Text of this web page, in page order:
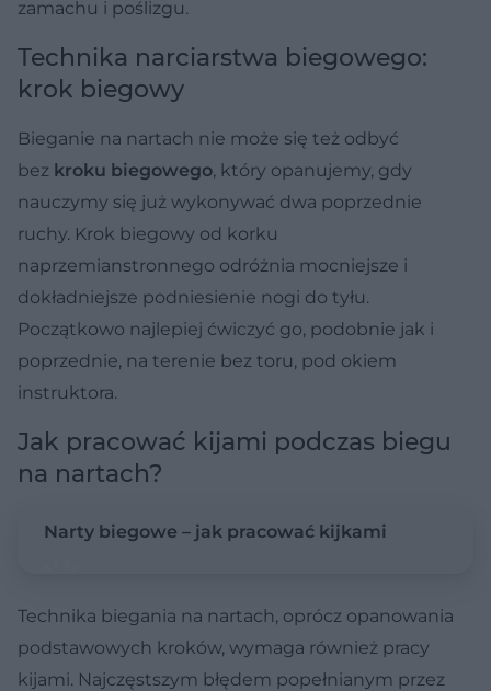
zamachu i poślizgu.
Technika narciarstwa biegowego:
krok biegowy
Bieganie na nartach nie może się też odbyć
bez kroku biegowego, który opanujemy, gdy
nauczymy się już wykonywać dwa poprzednie
ruchy. Krok biegowy od korku
naprzemianstronnego odróżnia mocniejsze i
dokładniejsze podniesienie nogi do tyłu.
Początkowo najlepiej ćwiczyć go, podobnie jak i
poprzednie, na terenie bez toru, pod okiem
instruktora.
Jak pracować kijami podczas biegu
na nartach?
Narty biegowe – jak pracować kijkami
Technika biegania na nartach, oprócz opanowania
podstawowych kroków, wymaga również pracy
kijami. Najczęstszym błędem popełnianym przez